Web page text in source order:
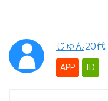
じゅん20代
APP ID